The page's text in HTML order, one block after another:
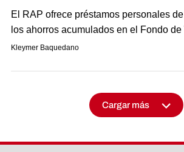
El RAP ofrece préstamos personales
los ahorros acumulados en el Fondo
Kleymer Baquedano
Cargar más